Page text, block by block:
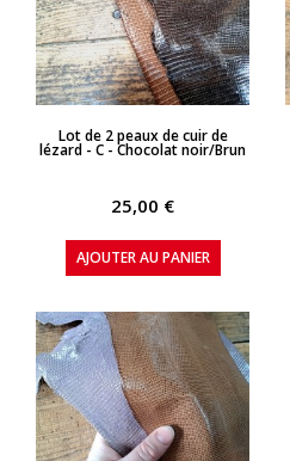
APERÇU RAPIDE
Lot de 2 peaux de cuir de
lézard - C - Chocolat noir/Brun
25,00 €
AJOUTER AU PANIER